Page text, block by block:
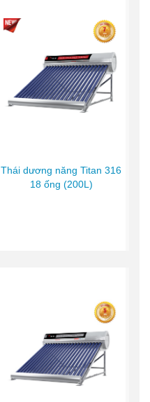
Thái dương năng Titan 316
18 ống (200L)